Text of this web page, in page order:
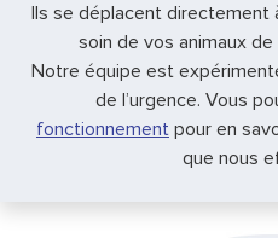
Ils se déplacent
soin de vos animaux
Notre équipe est
de l’urgence. Vous
fonctionnement pour en
que nous